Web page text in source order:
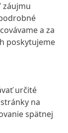
záujmu
a za
poskytujeme
určité
na
spätnej